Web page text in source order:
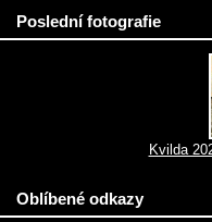
Poslední fotografie
Kvilda
Oblíbené odkazy